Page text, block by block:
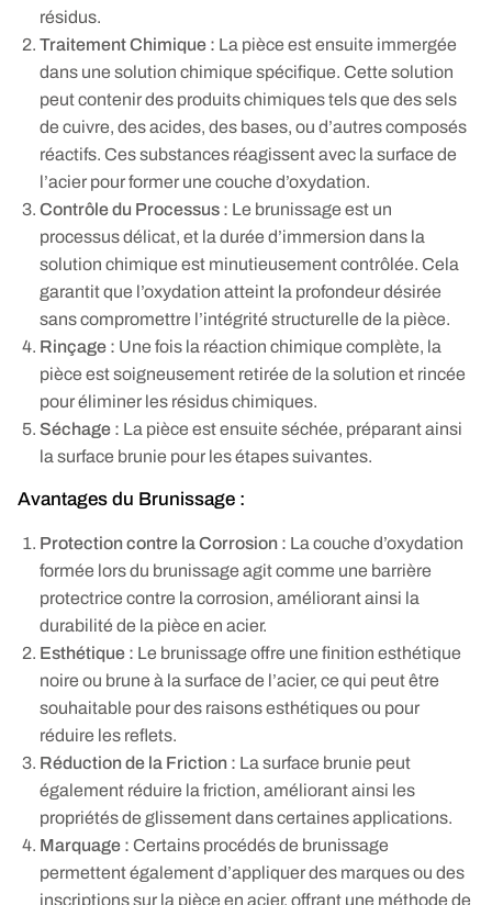
résidus.
Traitement Chimique : La pièce est ensuite immergée
dans une solution chimique spécifique. Cette solution
peut contenir des produits chimiques tels que des sels
de cuivre, des acides, des bases, ou d’autres composés
réactifs. Ces substances réagissent avec la surface de
l’acier pour former une couche d’oxydation.
Contrôle du Processus : Le brunissage est un
processus délicat, et la durée d’immersion dans la
solution chimique est minutieusement contrôlée. Cela
garantit que l’oxydation atteint la profondeur désirée
sans compromettre l’intégrité structurelle de la pièce.
Rinçage : Une fois la réaction chimique complète, la
pièce est soigneusement retirée de la solution et rincée
pour éliminer les résidus chimiques.
Séchage : La pièce est ensuite séchée, préparant ainsi
la surface brunie pour les étapes suivantes.
Avantages du Brunissage :
Protection contre la Corrosion : La couche d’oxydation
formée lors du brunissage agit comme une barrière
protectrice contre la corrosion, améliorant ainsi la
durabilité de la pièce en acier.
Esthétique : Le brunissage offre une finition esthétique
noire ou brune à la surface de l’acier, ce qui peut être
souhaitable pour des raisons esthétiques ou pour
réduire les reflets.
Réduction de la Friction : La surface brunie peut
également réduire la friction, améliorant ainsi les
propriétés de glissement dans certaines applications.
Marquage : Certains procédés de brunissage
permettent également d’appliquer des marques ou des
inscriptions sur la pièce en acier, offrant une méthode de